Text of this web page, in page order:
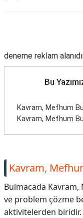
Bize
Ulaşın
deneme reklam
Bu
Kavram, Mefhum
Kavram, Mefhum
Kavram,
Bulmacada Kavram,
ve problem çözme
aktivitelerden